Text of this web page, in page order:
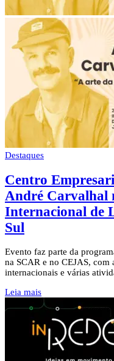
Destaques
Centro
André Carvalhal
Internacional de
Sul
Evento faz parte da
na SCAR e no CEJAS, com
internacionais e várias
Leia mais